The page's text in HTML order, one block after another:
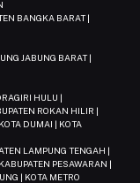
BANGKA BARAT |
JABUNG BARAT |
HULU |
ROKAN HILIR |
DUMAI | KOTA
LAMPUNG TENGAH |
PESAWARAN |
| KOTA METRO